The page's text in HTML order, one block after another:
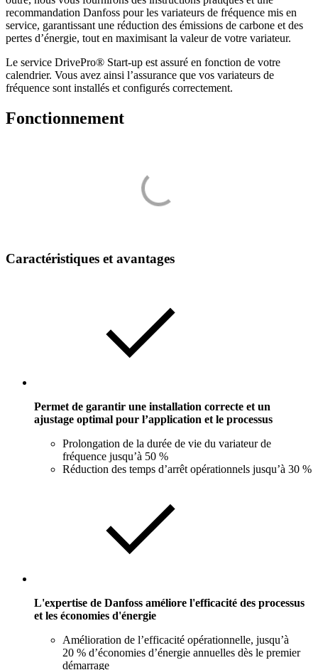
recommandation Danfoss pour les variateurs de fréquence mis en
service, garantissant une réduction des émissions de carbone et des
pertes d’énergie, tout en maximisant la valeur de votre variateur.
Le service DrivePro® Start-up est assuré en fonction de votre
calendrier. Vous avez ainsi l’assurance que vos variateurs de
fréquence sont installés et configurés correctement.
Fonctionnement
Caractéristiques et avantages
Permet de garantir une installation correcte et un
ajustage optimal pour l’application et le processus
Prolongation de la durée de vie du variateur de
fréquence jusqu’à 50 %
Réduction des temps d’arrêt opérationnels jusqu’à 30 %
L'expertise de Danfoss améliore l'efficacité des processus
et les économies d'énergie
Amélioration de l’efficacité opérationnelle, jusqu’à
20 % d’économies d’énergie annuelles dès le premier
démarrage